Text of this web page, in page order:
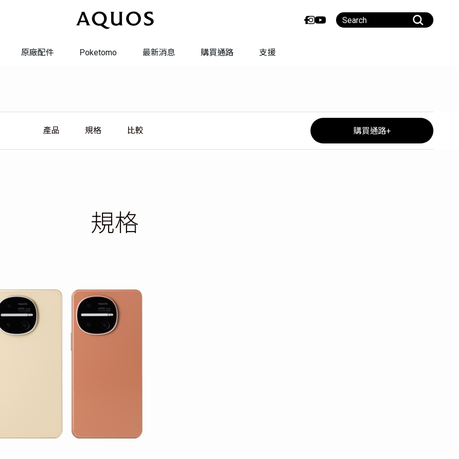
原廠配件 Poketomo 最新消息 購買通路 支援
修服務 聯絡我們
產品 規格 比較 購買通路
規格